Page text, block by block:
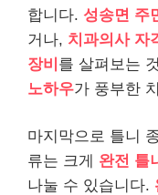
합니다. 성송면 주
거나, 치과의사 자
장비 를 살펴보는
노하우가 풍부한
마지막으로 틀니
류는 크게 완전 틀
나눌 수 있습니다.